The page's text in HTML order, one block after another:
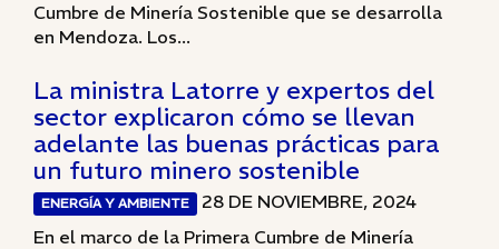
Cumbre de Minería Sostenible que se desarrolla
en Mendoza. Los...
La ministra Latorre y expertos del
sector explicaron cómo se llevan
adelante las buenas prácticas para
un futuro minero sostenible
ENERGÍA Y AMBIENTE
28 DE NOVIEMBRE, 2024
En el marco de la Primera Cumbre de Minería